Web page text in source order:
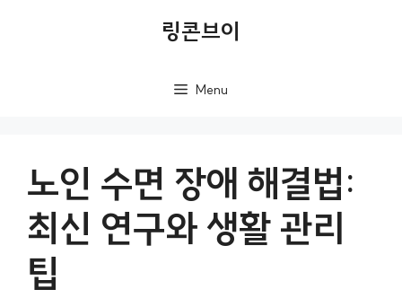
링콘브이
Menu
노인 수면 장애 해결법:
최신 연구와 생활 관리
팁